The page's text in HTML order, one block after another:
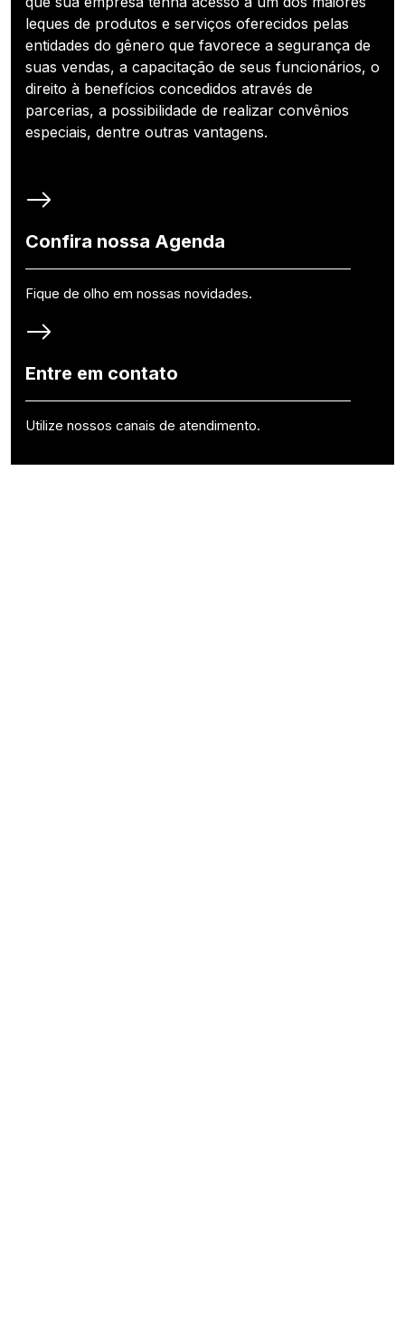
leques de produtos e serviços oferecidos pelas
entidades do gênero que favorece a segurança de
suas vendas, a capacitação de seus funcionários, o
direito à benefícios concedidos através de
parcerias, a possibilidade de realizar convênios
especiais, dentre outras vantagens.
Confira nossa Agenda
Fique de olho em nossas novidades.
Entre em contato
Utilize nossos canais de atendimento.